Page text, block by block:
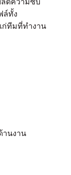
ล์ทั้ง
ก่ทีมที่ทำงาน
านงาน